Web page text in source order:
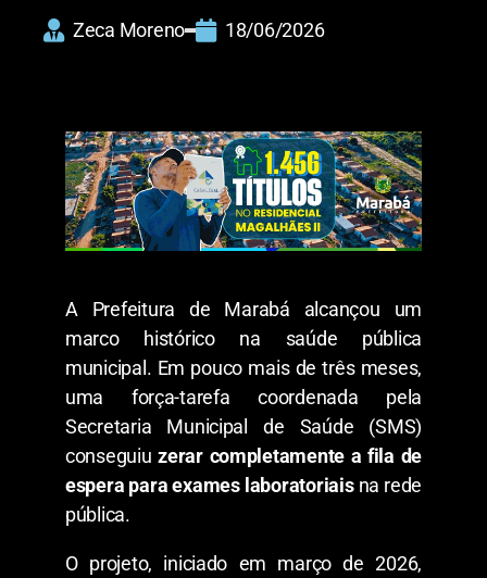
Zeca Moreno 18/06/2026
​A Prefeitura de Marabá alcançou um
marco histórico na saúde pública
municipal. Em pouco mais de três meses,
uma força-tarefa coordenada pela
Secretaria Municipal de Saúde (SMS)
conseguiuzerar completamente a fila de
espera para exames laboratoriaisna rede
pública.
​O projeto, iniciado em março de 2026,